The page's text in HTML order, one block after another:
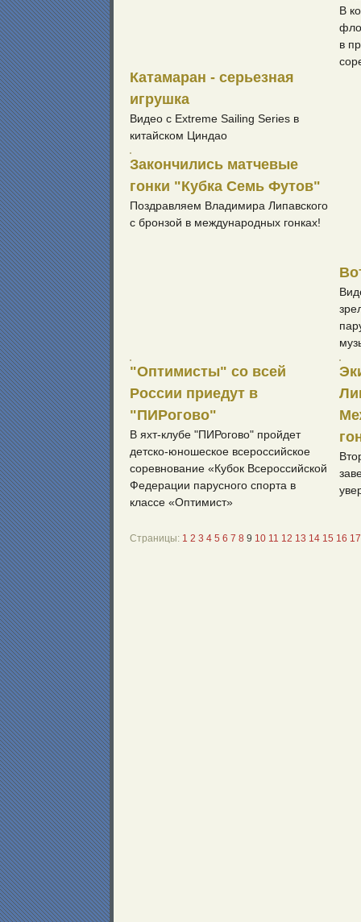
Катамаран - серьезная
игрушка
Видео с Extreme Sailing Series в
китайском Циндао
В
в
Закончились матчевые
гонки "Кубка Семь Футов"
Поздравляем Владимира Липавского
с бронзой в международных гонках!
"Оптимисты" со всей
России приедут в
"ПИРогово"
В яхт-клубе "ПИРогово" пройдет
детско-юношеское всероссийское
соревнование «Кубок Всероссийской
Федерации парусного спорта в
классе «Оптимист»
Страницы: 1 2 3 4 5 6 7 8 9 10 11 12 13 14 15 16 17